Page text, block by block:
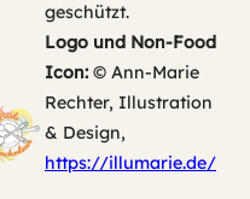
geschützt.
Logo und Non-Food
Icon:© Ann-Marie
Rechter, Illustration
& Design,
https://illumarie.de/